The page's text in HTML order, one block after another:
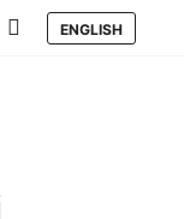
ENGLISH